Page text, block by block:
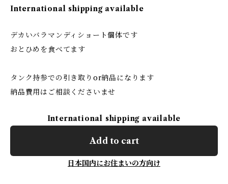
International shipping available
デカいバラマンディショート個体です
おとひめを食べてます
タンク持参での引き取りor納品になります
納品費用はご相談くださいませ
International shipping available
Add to cart
日本国内にお住まいの方向け